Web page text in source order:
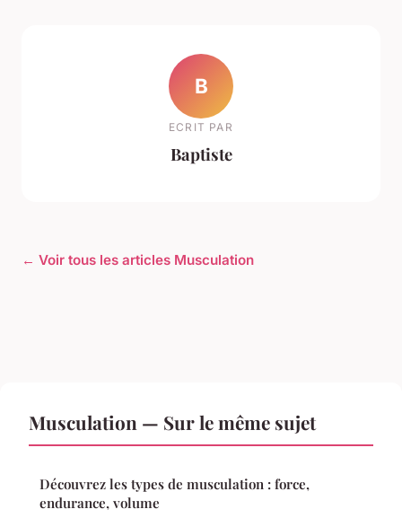
B
ECRIT PAR
Baptiste
← Voir tous les articles Musculation
Musculation — Sur le même sujet
Découvrez les types de musculation : force,
endurance, volume